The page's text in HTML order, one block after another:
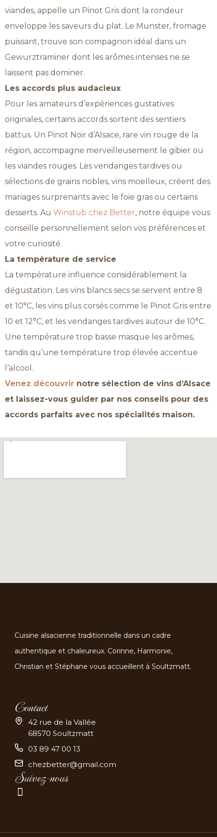
viandes, appelle un Pinot Gris dont la rondeur
enveloppe les saveurs du plat. Le Munster, fromage
puissant, trouve son compagnon idéal dans un
Gewurztraminer dont les arômes intenses ne se
laissent pas dominer.
Les accords plus audacieux
Pour les amateurs d’expériences gustatives
originales, certains accords sortent des sentiers
battus. Un Pinot Noir d’Alsace, rare vin rouge de la
région, accompagne merveilleusement le gibier ou
les viandes rouges. Les vendanges tardives ou
sélections de grains nobles, vins moelleux, créent des
mariages surprenants avec le foie gras ou certains
desserts. Au Winstub chez Better, notre équipe vous
conseille personnellement selon vos préférences et
votre curiosité.
La température de service
La température influence considérablement la
dégustation. Les vins blancs secs se servent entre 8
et 10°C, les vins plus corsés comme le Pinot Gris entre
10 et 12°C, et les vendanges tardives autour de 10°C.
Une température trop basse masque les arômes,
tandis qu’une température trop élevée accentue
l’alcool.
Venez découvrir notre sélection de vins d’Alsace
et laissez-vous guider par nos conseils pour des
accords parfaits avec nos spécialités maison.
Cuisine alsacienne traditionnelle dans un cadre
authentique et chaleureux. Corinne, Harmonie,
Christian et Stéphane vous accueillent à Soultzmatt.
Contact
42 rue de la Vallée
68570 Soultzmatt
03 89 47 00 13
chezbetter@gmail.com
Suivez-nous